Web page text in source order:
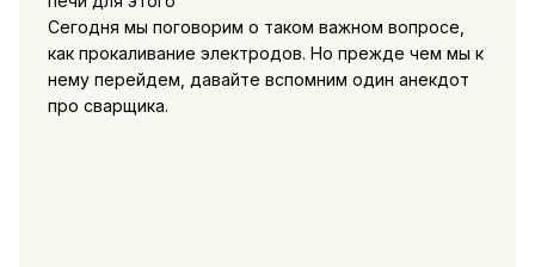
Сегодня мы поговорим о таком важном вопросе,
как прокаливание электродов. Но прежде чем мы к
нему перейдем, давайте вспомним один анекдот
про сварщика.